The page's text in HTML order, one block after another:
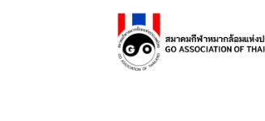
สมาคม
กีฬา
หมาก
ล้อม